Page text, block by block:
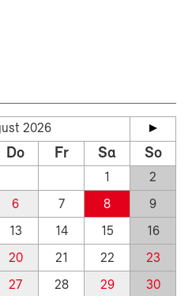
2026
Do Fr Sa So
1
2
6 7 8
9
13 14 15
16
20 21 22
23
27 28 29
30